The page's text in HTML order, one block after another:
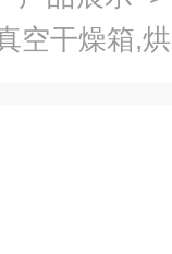
空干燥箱,